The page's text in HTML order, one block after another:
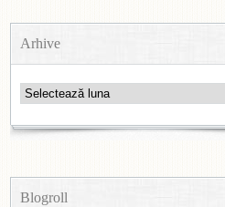
Arhive
Arhive
Blogroll